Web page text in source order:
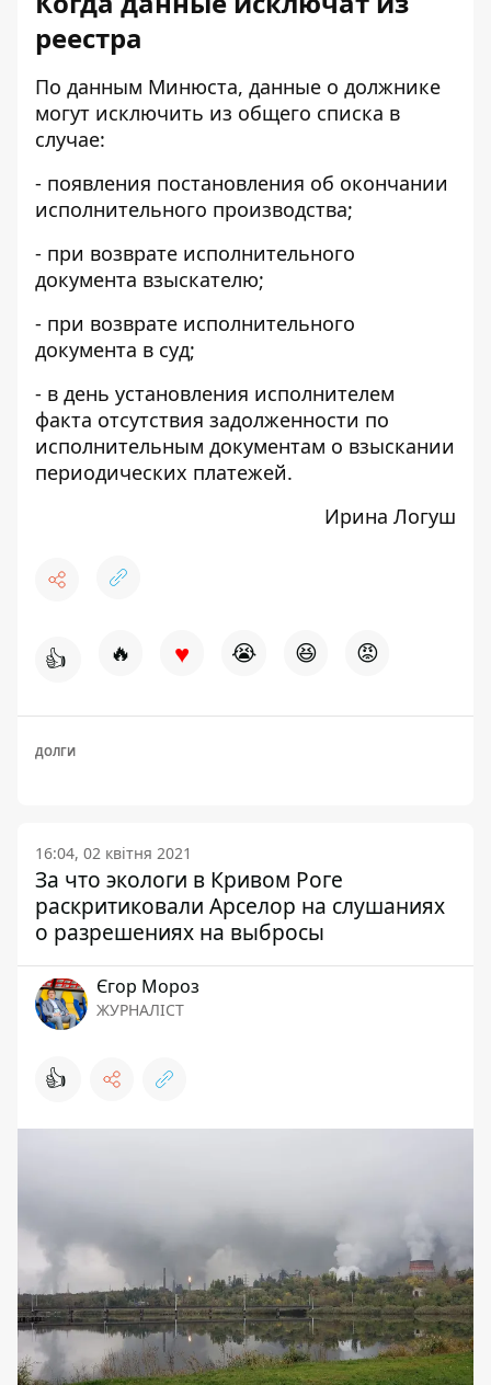
реестра
По данным Минюста, данные о должнике
могут исключить из общего списка в
случае:
- появления постановления об окончании
исполнительного производства;
- при возврате исполнительного
документа взыскателю;
- при возврате исполнительного
документа в суд;
- в день установления исполнителем
факта отсутствия задолженности по
исполнительным документам о взыскании
периодических платежей.
Ирина Логуш
👍 🔥 ♥ 😭 😆 😡
ДОЛГИ
16:04, 02 квітня 2021
За что экологи в Кривом Роге
раскритиковали Арселор на слушаниях
о разрешениях на выбросы
Єгор Мороз
ЖУРНАЛІСТ
👍